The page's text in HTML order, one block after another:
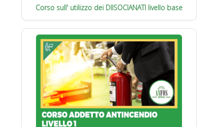
Corso sull' utilizzo dei DIISOCIANATI livello base